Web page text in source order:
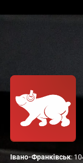
Івано-Франківськ: